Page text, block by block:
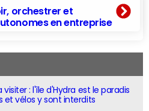
orchestrer et
en entreprise
: l'île d'Hydra est le paradis
et vélos y sont interdits